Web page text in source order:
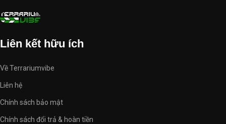
Liên kết hữu ích
Về Terrariumvibe
Liên hệ
Chính sách bảo mật
Chính sách đổi trả & hoàn tiền